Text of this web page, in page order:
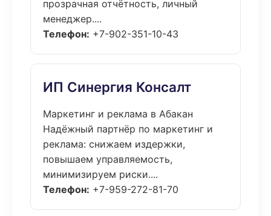
прозрачная отчётность, личный
менеджер....
Телефон: +7-902-351-10-43
ИП Синергия Консалт
Маркетинг и реклама в Абакан
Надёжный партнёр по маркетинг и
реклама: снижаем издержки,
повышаем управляемость,
минимизируем риски....
Телефон: +7-959-272-81-70